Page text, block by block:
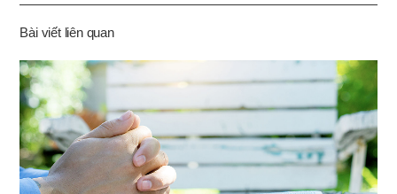
기
Bài viết liên quan